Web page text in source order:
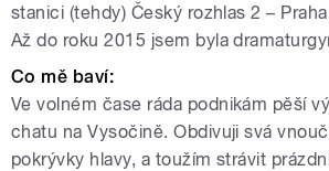
stanici (tehdy) Český rozhlas 2 –
Až do roku 2015 jsem byla
Co mě baví:
Ve volném čase ráda podnikám pěší
chatu na Vysočině. Obdivuji svá
pokrývky hlavy, a toužím strávit